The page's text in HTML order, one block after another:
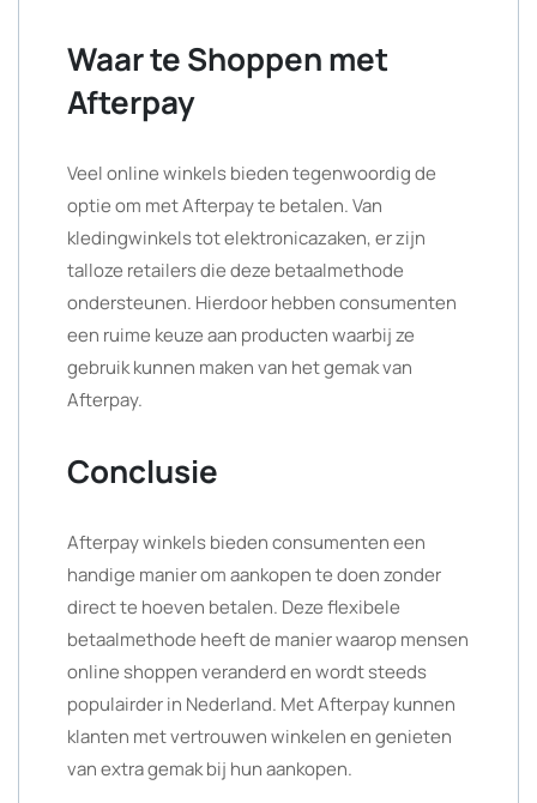
Waar te Shoppen met
Afterpay
Veel online winkels bieden tegenwoordig de
optie om met Afterpay te betalen. Van
kledingwinkels tot elektronicazaken, er zijn
talloze retailers die deze betaalmethode
ondersteunen. Hierdoor hebben consumenten
een ruime keuze aan producten waarbij ze
gebruik kunnen maken van het gemak van
Afterpay.
Conclusie
Afterpay winkels bieden consumenten een
handige manier om aankopen te doen zonder
direct te hoeven betalen. Deze flexibele
betaalmethode heeft de manier waarop mensen
online shoppen veranderd en wordt steeds
populairder in Nederland. Met Afterpay kunnen
klanten met vertrouwen winkelen en genieten
van extra gemak bij hun aankopen.